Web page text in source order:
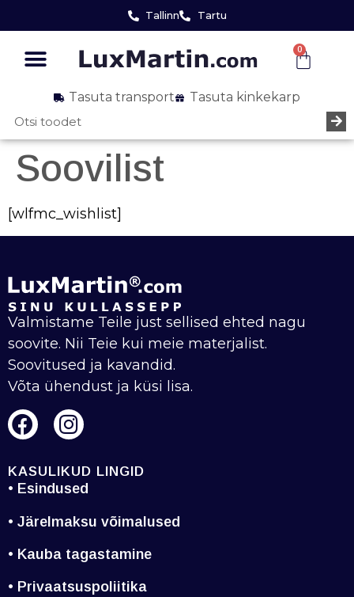
Tallinn Tartu
0
Tasuta transport Tasuta kinkekarp
Soovilist
[wlfmc_wishlist]
Valmistame Teile just sellised ehted nagu
soovite. Nii Teie kui meie materjalist.
Soovitused ja kavandid.
Võta ühendust ja küsi lisa.
KASULIKUD LINGID
• Esindused
• Järelmaksu võimalused
• Kauba tagastamine
• Privaatsuspoliitika